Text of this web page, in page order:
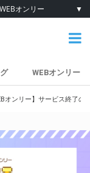
WEBオンリー ▼
WEBオンリー
オンリー】サービス終了の